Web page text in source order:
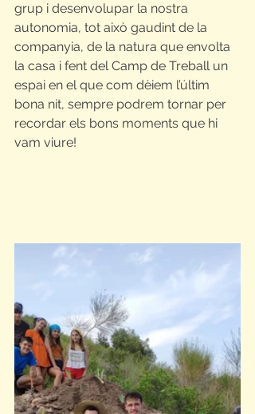
grup i desenvolupar la nostra
autonomia, tot això gaudint de la
companyia, de la natura que envolta
la casa i fent del Camp de Treball un
espai en el que com dèiem l’últim
bona nit, sempre podrem tornar per
recordar els bons moments que hi
vam viure!